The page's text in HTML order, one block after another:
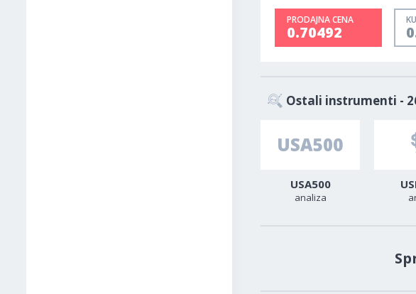
PRODAJNA CENA
0.70492
Ostali instrumenti -
USA500
analiza